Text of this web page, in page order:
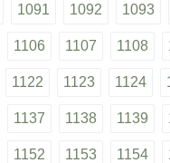
1091 1092 1093
1106 1107 1108
1122 1123 1124
1137 1138 1139
1152 1153 1154